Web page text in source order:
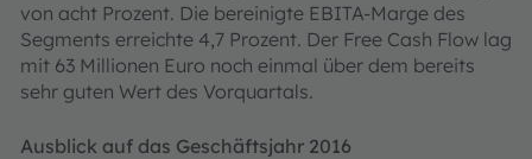
von acht Prozent. Die bereinigte EBITA-Marge des
Segments erreichte 4,7 Prozent. Der Free Cash Flow lag
mit 63 Millionen Euro noch einmal über dem bereits
sehr guten Wert des Vorquartals.
Ausblick auf das Geschäftsjahr 2016